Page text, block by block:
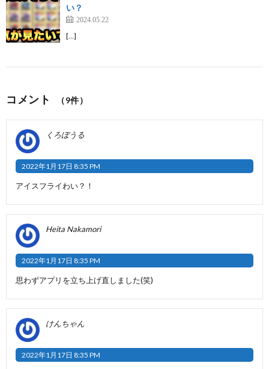
い？
2024.05.22
[…]
コメント （9件）
くろぼうる
2022年1月17日 8:35 PM
アイスフライわい？！
Heita Nakamori
2022年1月17日 8:35 PM
思わずアプリを立ち上げ直しました(笑)
けんちゃん
2022年1月17日 8:35 PM